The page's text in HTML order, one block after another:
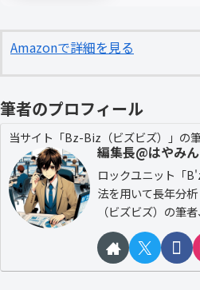
Amazonで詳細を見る
筆者のプロフィール
当サイト「Bz-Biz（ビズビズ）」の
編集長@はやみん
ロックユニット「
法を用いて長年分
（ビズビズ）の筆